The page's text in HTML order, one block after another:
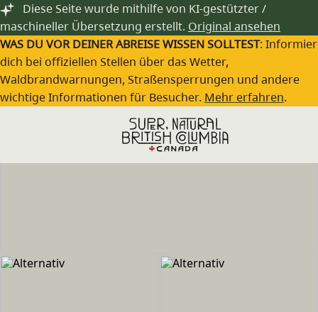
Zum Hauptinhalt springen
Diese Seite wurde mithilfe von KI-gestützter /
maschineller Übersetzung erstellt. Original ansehen
WAS DU VOR DEINER ABREISE WISSEN SOLLTEST:
dich bei offiziellen Stellen über das Wetter,
Waldbrandwarnungen, Straßensperrungen und andere
wichtige Informationen für Besucher. Mehr erfahren.